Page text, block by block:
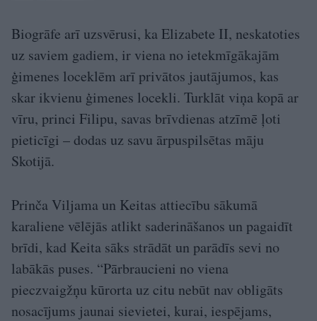
Biogrāfe arī uzsvērusi, ka Elizabete II, neskatoties
uz saviem gadiem, ir viena no ietekmīgākajām
ģimenes loceklēm arī privātos jautājumos, kas
skar ikvienu ģimenes locekli. Turklāt viņa kopā ar
vīru, princi Filipu, savas brīvdienas atzīmē ļoti
pieticīgi – dodas uz savu ārpuspilsētas māju
Skotijā.
Prinča Viljama un Keitas attiecību sākumā
karaliene vēlējās atlikt saderināšanos un pagaidīt
brīdi, kad Keita sāks strādāt un parādīs sevi no
labākās puses. “Pārbraucieni no viena
pieczvaigžņu kūrorta uz citu nebūt nav obligāts
nosacījums jaunai sievietei, kurai, iespējams,